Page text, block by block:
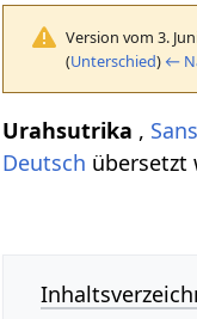
Version vom 3.
(Unterschied) ←
Urahsutrika ,
Deutsch übersetzt